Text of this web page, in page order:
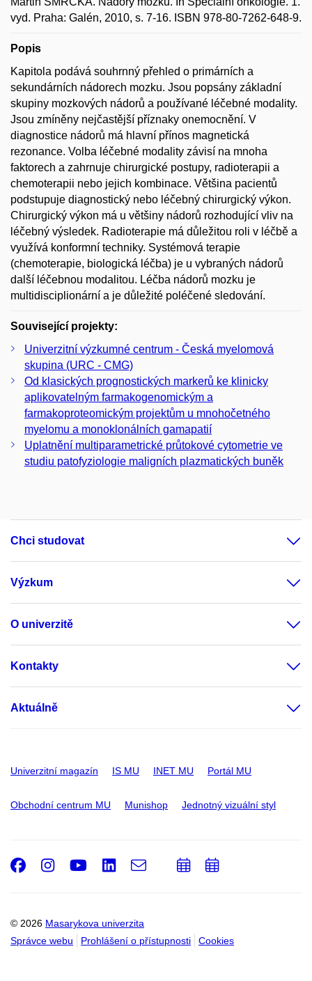
vyd. Praha: Galén, 2010, s. 7-16. ISBN 978-80-7262-648-9.
Popis
Kapitola podává souhrnný přehled o primárních a
sekundárních nádorech mozku. Jsou popsány základní
skupiny mozkových nádorů a používané léčebné modality.
Jsou zmíněny nejčastější příznaky onemocnění. V
diagnostice nádorů má hlavní přínos magnetická
rezonance. Volba léčebné modality závisí na mnoha
faktorech a zahrnuje chirurgické postupy, radioterapii a
chemoterapii nebo jejich kombinace. Většina pacientů
podstupuje diagnostický nebo léčebný chirurgický výkon.
Chirurgický výkon má u většiny nádorů rozhodující vliv na
léčebný výsledek. Radioterapie má důležitou roli v léčbě a
využívá konformní techniky. Systémová terapie
(chemoterapie, biologická léčba) je u vybraných nádorů
další léčebnou modalitou. Léčba nádorů mozku je
multidisciplionární a je důležité poléčené sledování.
Související projekty:
Univerzitní výzkumné centrum - Česká myelomová
skupina (URC - CMG)
Od klasických prognostických markerů ke klinicky
aplikovatelným farmakogenomickým a
farmakoproteomickým projektům u mnohočetného
myelomu a monoklonálních gamapatií
Uplatnění multiparametrické průtokové cytometrie ve
studiu patofyziologie maligních plazmatických buněk
Chci studovat
Výzkum
O univerzitě
Kontakty
Aktuálně
Univerzitní magazín IS MU INET MU Portál MU
Obchodní centrum MU Munishop Jednotný vizuální styl
© 2026 Masarykova univerzita
Správce webu
Prohlášení o přístupnosti Cookies
Facebook
Instagram
Youtube
LinkedIn
e-
Email
PřidatPřidat